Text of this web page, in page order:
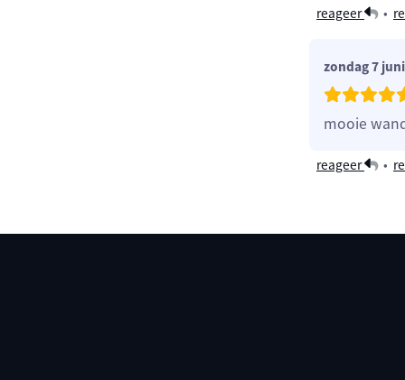
reageer •
zondag 7
mooie
reageer •